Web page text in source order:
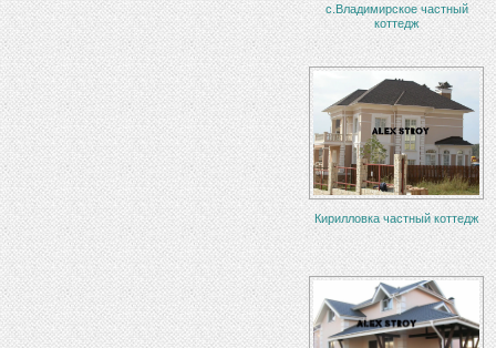
с.Владимирское частный
коттедж
Кирилловка частный коттедж